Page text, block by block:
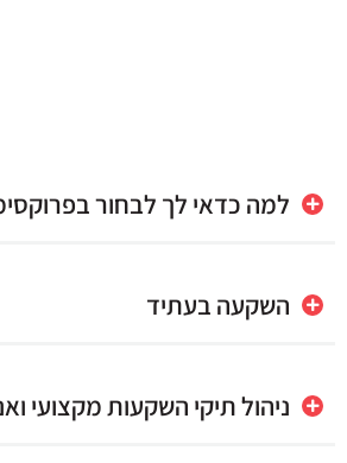
למה כדאי לך לבחור
השקעה בעתיד
ניהול תיקי השקעות מקצועי